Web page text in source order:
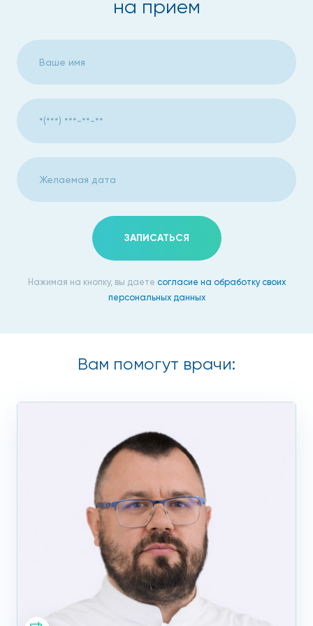
на прием
ЗАПИСАТЬСЯ
Нажимая на кнопку, вы даете согласие на обработку своих
персональных данных
Вам помогут врачи: